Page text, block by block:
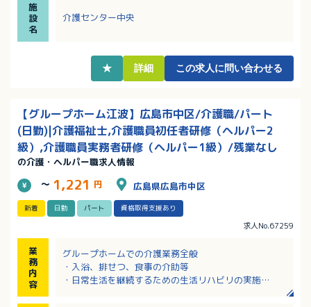
・サンキ・ウエルビィならではの充実した職種別・階
層別研修があり、安心！
施
設
名
介護センター中央
★ 詳細 この求人に問い合わせる
【グループホーム江波】広島市中区/介護職/パート
(日勤)|介護福祉士,介護職員初任者研修（ヘルパー2
級）,介護職員実務者研修（ヘルパー1級）/残業なし
の介護・ヘルパー職求人情報
～ 1,221 円 広島県広島市中区
新着 日勤 パート 資格取得支援あり
求人No.67259
業
務
内
容
グループホームでの介護業務全般
・入浴、排せつ、食事の介助等
・日常生活を継続するための生活リハビリの実施